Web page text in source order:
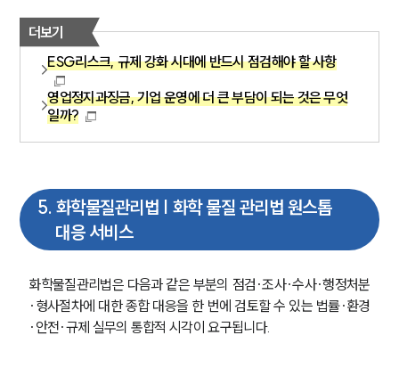
더보기
ESG리스크, 규제 강화 시대에 반드시 점검해야 할 사항
영업정지과징금, 기업 운영에 더 큰 부담이 되는 것은 무엇
일까?
5. 화학물질관리법 | 화학 물질 관리법 원스톱
대응 서비스
화학물질관리법은 다음과 같은 부분의 점검·조사·수사·행정처분
·형사절차에 대한 종합 대응을 한 번에 검토할 수 있는 법률·환경
·안전·규제 실무의 통합적 시각이 요구됩니다.